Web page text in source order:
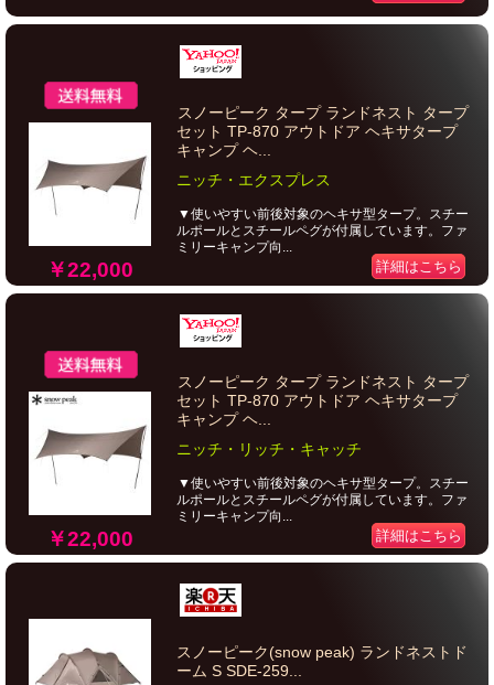
￥22,000
スノーピーク タープ ランドネスト タープ
セット TP-870 アウトドア ヘキサタープ
キャンプ ヘ...
ニッチ・エクスプレス
▼使いやすい前後対象のヘキサ型タープ。スチー
ルポールとスチールペグが付属しています。ファ
ミリーキャンプ向...
詳細はこちら
￥22,000
スノーピーク タープ ランドネスト タープ
セット TP-870 アウトドア ヘキサタープ
キャンプ ヘ...
ニッチ・リッチ・キャッチ
▼使いやすい前後対象のヘキサ型タープ。スチー
ルポールとスチールペグが付属しています。ファ
ミリーキャンプ向...
詳細はこちら
スノーピーク(snow peak) ランドネストド
ーム S SDE-259...